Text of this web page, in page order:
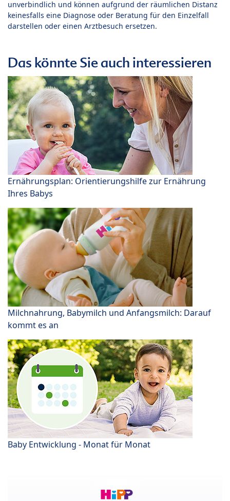
unverbindlich und können aufgrund der räumlichen Distanz
keinesfalls eine Diagnose oder Beratung für den Einzelfall
darstellen oder einen Arztbesuch ersetzen.
Das könnte Sie auch interessieren
Ernährungsplan: Orientierungshilfe zur Ernährung
Ihres Babys
Milchnahrung, Babymilch und Anfangsmilch: Darauf
kommt es an
Baby Entwicklung - Monat für Monat